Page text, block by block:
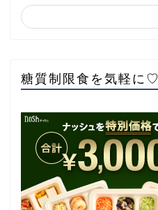
糖質制限食を気軽に♡